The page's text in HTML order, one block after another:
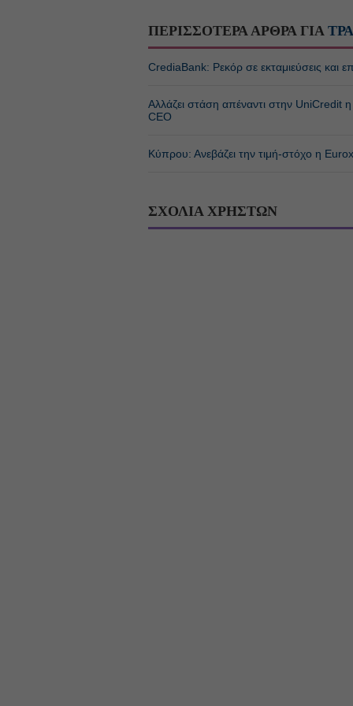
ΠΕΡΙΣΣΟΤΕΡΑ ΑΡΘΡΑ ΓΙΑ
CrediaBank: Ρεκόρ σε εκταμιεύσεις
Αλλάζει στάση απέναντι στην
CEO
Κύπρου: Ανεβάζει την τιμή-στόχο η
ΣΧΟΛΙΑ ΧΡΗΣΤΩΝ